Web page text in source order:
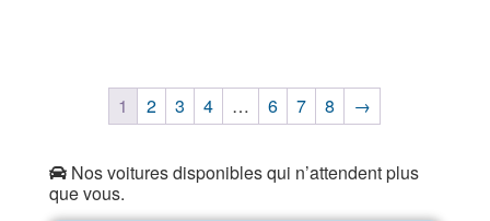
1 2 3 4 … 6 7 8 →
Nos voitures disponibles qui n’attendent plus
que vous.